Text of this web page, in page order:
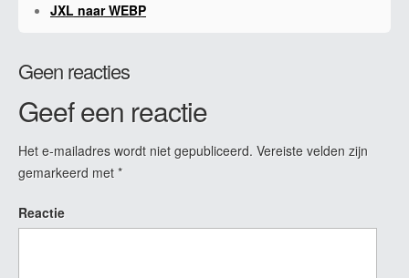
JXL naar WEBP
Geen reacties
Geef een reactie
Het e-mailadres wordt niet gepubliceerd. Vereiste velden zijn
gemarkeerd met *
Reactie